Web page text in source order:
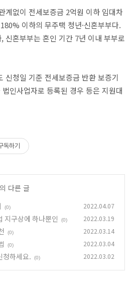
계없이 전세보증금 2억원 이하 임대차
이하의 무주택 청년·신혼부부다.
신혼부부는 혼인 기간 7년 이내 부부로
신청일 기준 전세보증금 반환 보증기
인사업자로 등록된 경우 등은 지원대
독하기
다른 글
(0) 2022.04.07
지구상에 하나뿐인 (0) 2022.03.19
(0) 2022.03.14
(0) 2022.03.04
청하세요. (0) 2022.03.02